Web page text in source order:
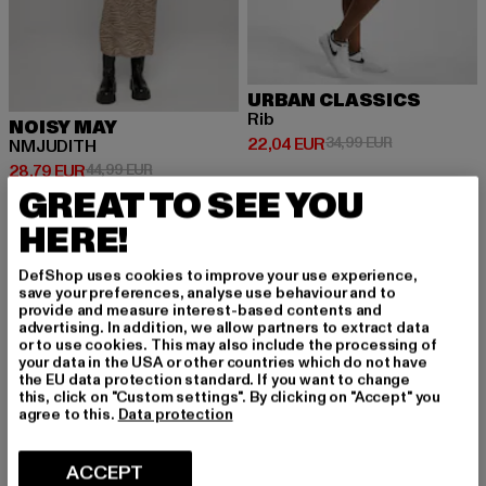
NOISY MAY
NMJUDITH
28,79 EUR
Prix courant: 28,79 EUR
44,99 EURPrix en promotion: 44,99 EUR
URBAN CLASSICS
Rib
22,04 EUR
Prix courant: 22,04 EUR
34,99 EURPrix en
-10%
GREAT TO SEE YOU
HERE!
DefShop uses cookies to improve your use experience,
save your preferences, analyse use behaviour and to
provide and measure interest-based contents and
advertising. In addition, we allow partners to extract data
or to use cookies. This may also include the processing of
your data in the USA or other countries which do not have
the EU data protection standard. If you want to change
this, click on "Custom settings". By clicking on "Accept" you
agree to this. Data protection
ACCEPT